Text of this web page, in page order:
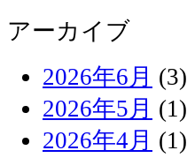
アーカイブ
2026年6月 (3)
2026年5月 (1)
2026年4月 (1)